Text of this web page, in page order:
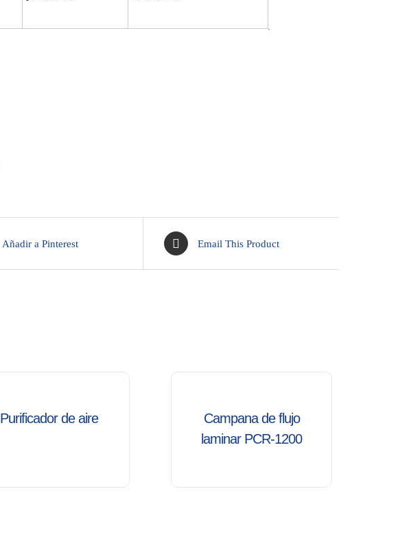
Añadir a Pinterest Email This Product
Purificador de aire
Campana de flujo
laminar PCR-1200